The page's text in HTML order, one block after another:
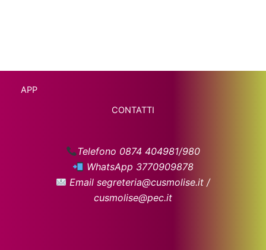
APP
CONTATTI
Telefono 0874 404981/980
WhatsApp 3770909878
Email segreteria@cusmolise.it /
cusmolise@pec.it